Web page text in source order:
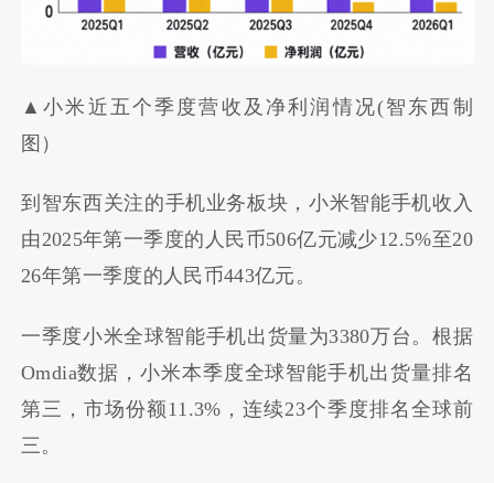
▲小米近五个季度营收及净利润情况(智东西制
图）
到智东西关注的手机业务板块，小米智能手机收入
由2025年第一季度的人民币506亿元减少12.5%至20
26年第一季度的人民币443亿元。
一季度小米全球智能手机出货量为3380万台。根据
Omdia数据，小米本季度全球智能手机出货量排名
第三，市场份额11.3%，连续23个季度排名全球前
三。